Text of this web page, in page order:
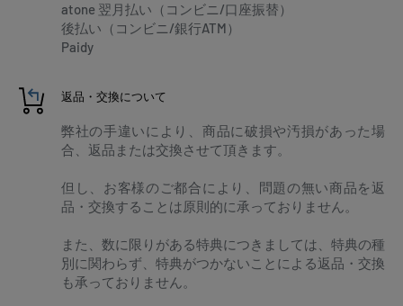
atone 翌月払い（コンビニ/口座振替）
後払い（コンビニ/銀行ATM）
Paidy
返品・交換について
弊社の手違いにより、商品に破損や汚損があった場
合、返品または交換させて頂きます。
但し、お客様のご都合により、問題の無い商品を返
品・交換することは原則的に承っておりません。
また、数に限りがある特典につきましては、特典の種
別に関わらず、特典がつかないことによる返品・交換
も承っておりません。